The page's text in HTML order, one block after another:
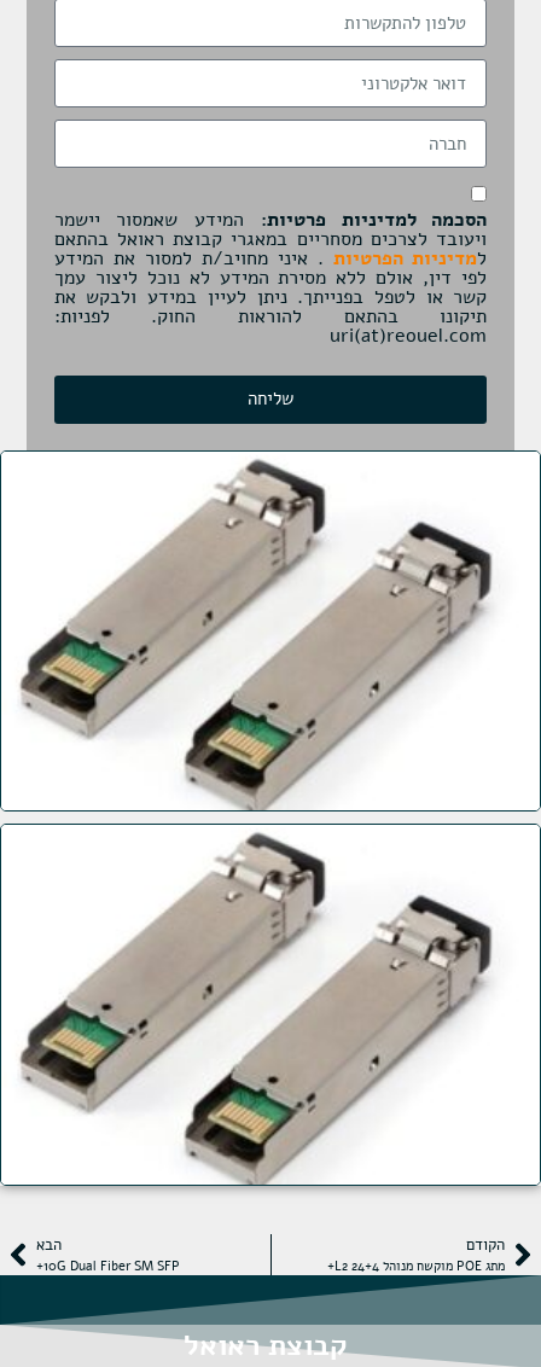
הסכמה למדיניות פרטיות: המידע שאמסור יישמר
ויעובד לצרכים מסחריים במאגרי קבוצת ראואל בהתאם
למדיניות הפרטיות. איני מחויב/ת למסור את המידע
לפי דין, אולם ללא מסירת המידע לא נוכל ליצור עמך
קשר או לטפל בפנייתך. ניתן לעיין במידע ולבקש את
תיקונו בהתאם להוראות החוק. לפניות:
uri(at)reouel.com
שליחה
הקודם
מתג POE מוקשח מנוהל 24+4 L2+
הבא
10G Dual Fiber SM SFP+
קבוצת ראואל